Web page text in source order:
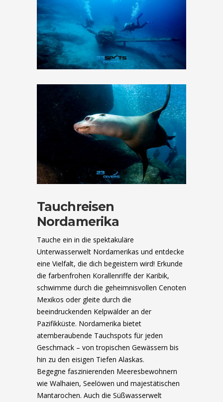
Tauchreisen
Nordamerika
Tauche ein in die spektakuläre
Unterwasserwelt Nordamerikas und entdecke
eine Vielfalt, die dich begeistern wird! Erkunde
die farbenfrohen Korallenriffe der Karibik,
schwimme durch die geheimnisvollen Cenoten
Mexikos oder gleite durch die
beeindruckenden Kelpwälder an der
Pazifikküste. Nordamerika bietet
atemberaubende Tauchspots für jeden
Geschmack – von tropischen Gewässern bis
hin zu den eisigen Tiefen Alaskas.
Begegne faszinierenden Meeresbewohnern
wie Walhaien, Seelöwen und majestätischen
Mantarochen. Auch die Süßwasserwelt